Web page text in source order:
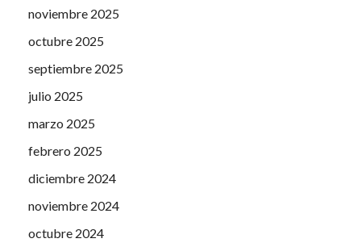
noviembre 2025
octubre 2025
septiembre 2025
julio 2025
marzo 2025
febrero 2025
diciembre 2024
noviembre 2024
octubre 2024